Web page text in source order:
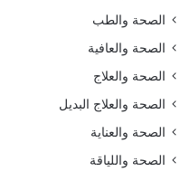
الصحة والطب
الصحة والعافية
الصحة والعلاج
الصحة والعلاج البديل
الصحة والعناية
الصحة واللياقة